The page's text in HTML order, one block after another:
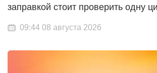
заправкой стоит проверить одну
09:44 08 августа 2026